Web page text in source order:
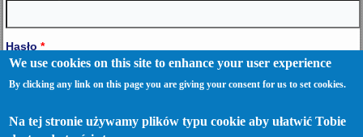
Hasło*
We use cookies on this site to enhance your user experience
By clicking any link on this page you are giving your consent for us to set cookies.
Na tej stronie używamy plików typu cookie aby ułatwić Tobie